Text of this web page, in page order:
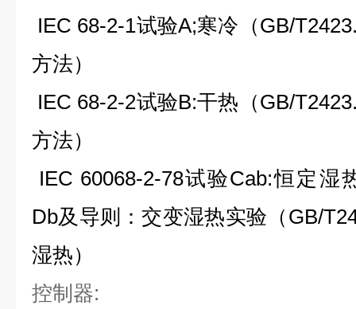
IEC 68-2-1试验A;寒冷（GB/
方法）
IEC 68-2-2试验B:干热（GB/
方法）
IEC 60068-2-78试验Cab:恒定湿
Db及导则：交变湿热实验（ GB/
湿热）
控制器: